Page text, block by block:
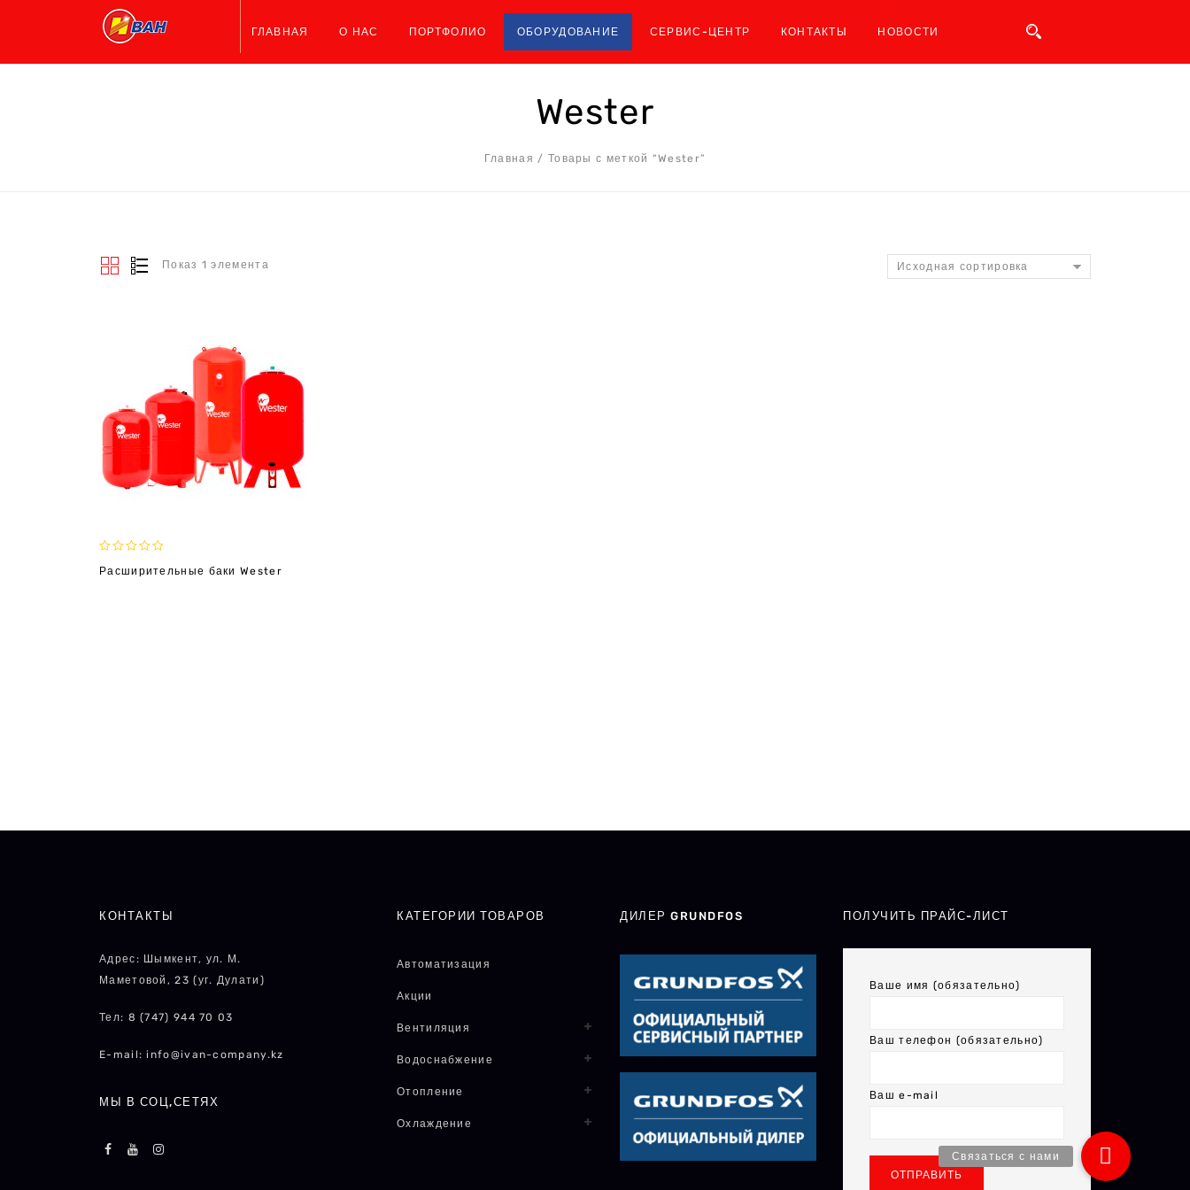
ГЛАВНАЯ О НАС ПОРТФОЛИО ОБОРУДОВАНИЕ СЕРВИС-ЦЕНТР КОНТАКТЫ НОВОСТИ
Wester
Главная / Товары с меткой “Wester”
Показ 1 элемента Исходная сортировка
out
Расширительные баки Wester
КОНТАКТЫ
Адрес: Шымкент, ул. М.
Маметовой, 23 (уг. Дулати)
Тел: 8 (747) 944 70 03
E-mail: info@ivan-company.kz
МЫ В СОЦ,СЕТЯХ
КАТЕГОРИИ ТОВАРОВ
Автоматизация
Акции
Вентиляция
Водоснабжение
Отопление
Охлаждение
ДИЛЕР GRUNDFOS ПОЛУЧИТЬ ПРАЙС-ЛИСТ
Ваше имя (обязательно)
Ваш телефон (обязательно)
Ваш e-mail